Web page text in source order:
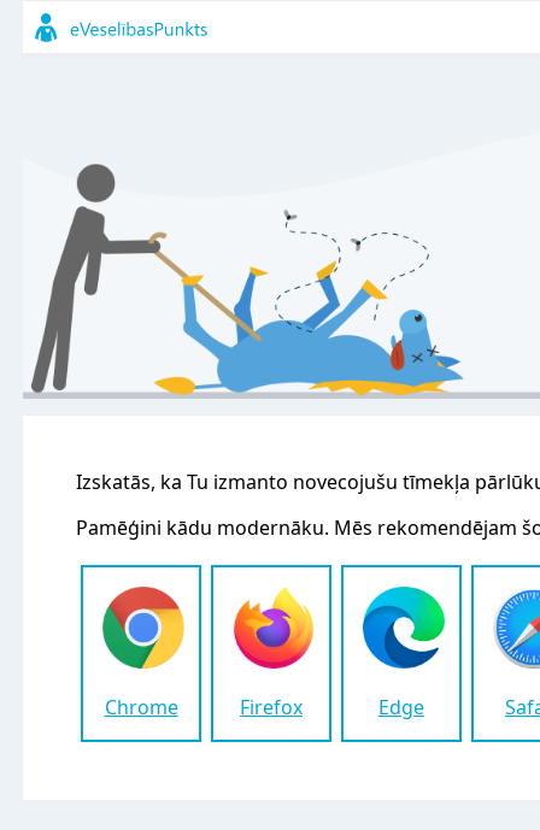
Izskatās, ka Tu izmanto novecojušu tīmekļa
Pamēģini kādu modernāku. Mēs rekomendējam
Chrome Firefox Edge